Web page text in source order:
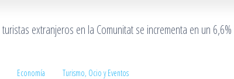
Economía Turismo, Ocio y Eventos